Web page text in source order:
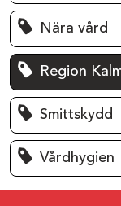
Nära vård
Region
Smittskydd
Vårdhygien